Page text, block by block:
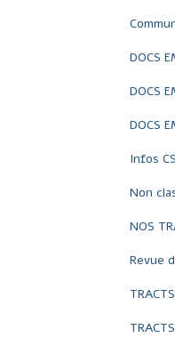
DOCS
DOCS
DOCS
Infos
Non
NOS
Revue